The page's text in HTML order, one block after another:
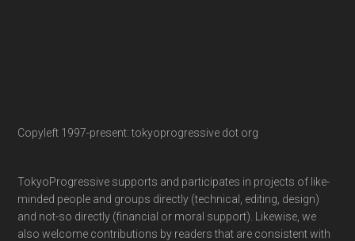
Copyleft 1997-present: tokyoprogressive dot org
TokyoProgressive supports and participates in projects of like-
minded people and groups directly (technical, editing, design)
and not-so directly (financial or moral support). Likewise, we
also welcome contributions by readers that are consistent with